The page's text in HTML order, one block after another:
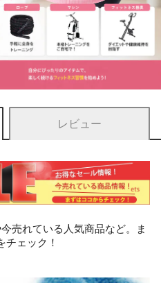
レビュー
売れている人気商品など。ま
チェック！